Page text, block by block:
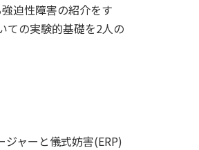
迫性障害の紹介をす
ての実験的基礎を2人の
ャーと儀式妨害(ERP)